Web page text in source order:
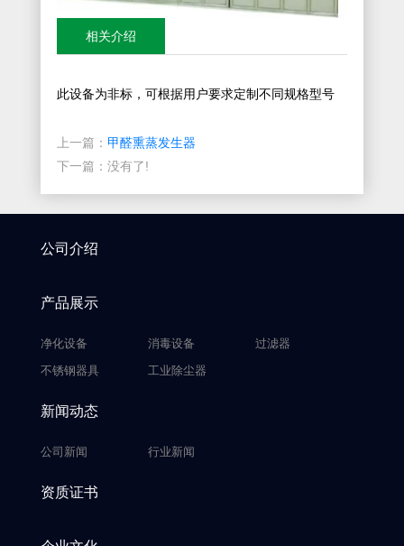
相关介绍
此设备为非标，可根据用户要求定制不同规格型号
上一篇： 甲醛熏蒸发生器
下一篇：没有了!
公司介绍
产品展示
净化设备 消毒设备
过滤器
不锈钢器具
工业除尘器
新闻动态
公司新闻 行业新闻
资质证书